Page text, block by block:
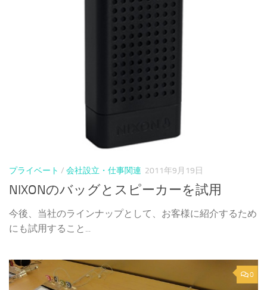
プライベート / 会社設立・仕事関連 2011年9月19日
NIXONのバッグとスピーカーを試用
今後、当社のラインナップとして、お客様に紹介するため
にも試用すること...
0